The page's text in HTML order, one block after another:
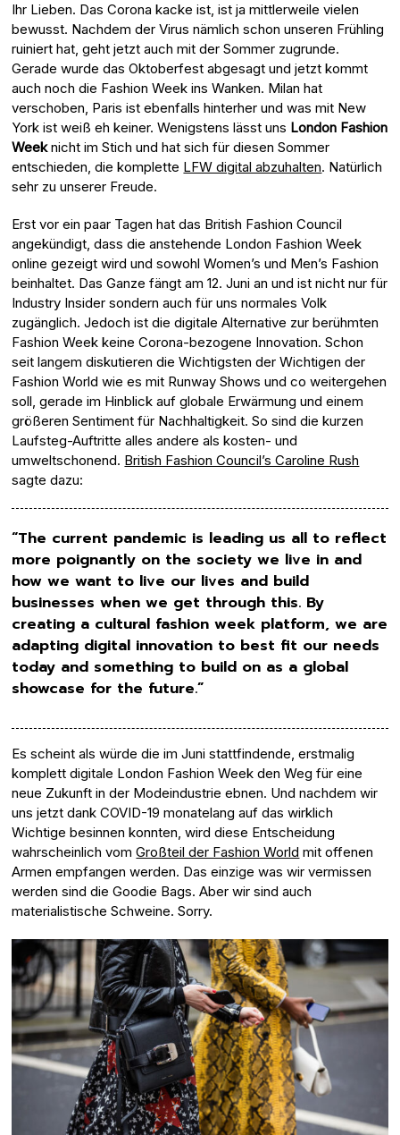
Ihr Lieben. Das Corona kacke ist, ist ja mittlerweile vielen
bewusst. Nachdem der Virus nämlich schon unseren Frühling
ruiniert hat, geht jetzt auch mit der Sommer zugrunde.
Gerade wurde das Oktoberfest abgesagt und jetzt kommt
auch noch die Fashion Week ins Wanken. Milan hat
verschoben, Paris ist ebenfalls hinterher und was mit New
York ist weiß eh keiner. Wenigstens lässt uns London Fashion
Weeknicht im Stich und hat sich für diesen Sommer
entschieden, die komplette LFW digital abzuhalten. Natürlich
sehr zu unserer Freude.
Erst vor ein paar Tagen hat das British Fashion Council
angekündigt, dass die anstehende London Fashion Week
online gezeigt wird und sowohl Women’s und Men’s Fashion
beinhaltet. Das Ganze fängt am 12. Juni an und ist nicht nur für
Industry Insider sondern auch für uns normales Volk
zugänglich. Jedoch ist die digitale Alternative zur berühmten
Fashion Week keine Corona-bezogene Innovation. Schon
seit langem diskutieren die Wichtigsten der Wichtigen der
Fashion World wie es mit Runway Shows und co weitergehen
soll, gerade im Hinblick auf globale Erwärmung und einem
größeren Sentiment für Nachhaltigkeit. So sind die kurzen
Laufsteg-Auftritte alles andere als kosten- und
umweltschonend. British Fashion Council’s Caroline Rush
sagte dazu:
“The current pandemic is leading us all to reflect
more poignantly on the society we live in and
how we want to live our lives and build
businesses when we get through this. By
creating a cultural fashion week platform, we are
adapting digital innovation to best fit our needs
today and something to build on as a global
showcase for the future.”
Es scheint als würde die im Juni stattfindende, erstmalig
komplett digitale London Fashion Week den Weg für eine
neue Zukunft in der Modeindustrie ebnen. Und nachdem wir
uns jetzt dank COVID-19 monatelang auf das wirklich
Wichtige besinnen konnten, wird diese Entscheidung
wahrscheinlich vomGroßteil der Fashion World mit offenen
Armen empfangen werden. Das einzige was wir vermissen
werden sind die Goodie Bags. Aber wir sind auch
materialistische Schweine. Sorry.